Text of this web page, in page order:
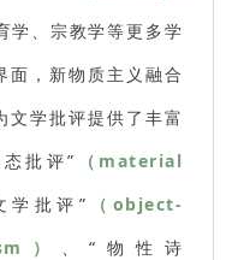
学、宗教学等更多学
面，新物质主义融合
文学批评提供了丰富
批评” （material
学批评” （object-
） 、“物性诗